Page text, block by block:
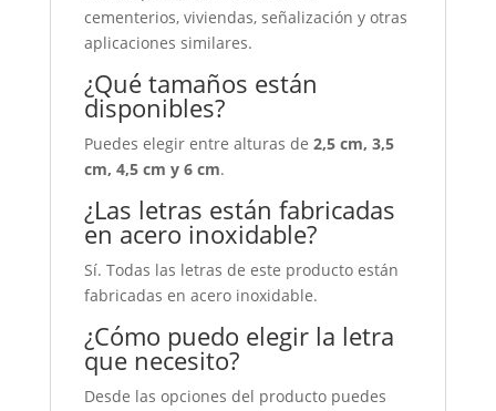
cementerios, viviendas, señalización y otras
aplicaciones similares.
¿Qué tamaños están
disponibles?
Puedes elegir entre alturas de 2,5 cm, 3,5
cm, 4,5 cm y 6 cm.
¿Las letras están fabricadas
en acero inoxidable?
Sí. Todas las letras de este producto están
fabricadas en acero inoxidable.
¿Cómo puedo elegir la letra
que necesito?
Desde las opciones del producto puedes